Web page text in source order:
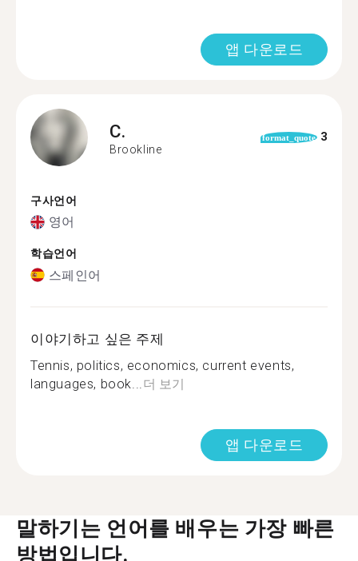
앱 다운로드
C.
Brookline
format_quote 3
구사언어
영어
학습언어
스페인어
이야기하고 싶은 주제
Tennis, politics, economics, current events,
languages, book... 더 보기
앱 다운로드
말하기는 언어를 배우는 가장 빠른
방법입니다.